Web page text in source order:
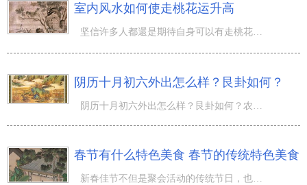
室内风水如何使走桃花运升高
阴历十月初六外出怎么样？艮卦如何？
阴历十月初六外出怎么样？艮卦如何？农历九月过了就迈入了农历十月，农历十月有什么日子呢？ 阴历十月初六
春节有什么特色美食 春节的传统特色美食
新春佳节不但是聚会活动的传统节日，也是特色美食的传统节日，一到新春佳节各式各样的美味的都摆上菜了，那